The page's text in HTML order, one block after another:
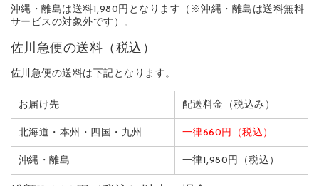
沖縄・離島は送料1,980円となります（※沖縄・離島は送料無料
サービスの対象外です）。
佐川急便の送料（税込）
佐川急便の送料は下記となります。
お届け先 配送料金（税込み）
北海道・本州・四国・九州 一律660円（税込）
沖縄・離島 一律1,980円（税込）